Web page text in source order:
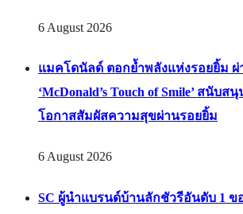
6 August 2026
แมคโดนัลด์ ตอกย้ำพลังแห่งรอยยิ้ม
‘McDonald’s Touch of Smile’ สนับ
โอกาสสัมผัสความสุขผ่านรอยยิ้ม
6 August 2026
SC ผู้นำแบรนด์บ้านลักชัวรีอันดับ 1 ข